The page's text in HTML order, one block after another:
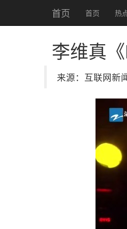
首页 首页 热
李维真
来源：互联网新